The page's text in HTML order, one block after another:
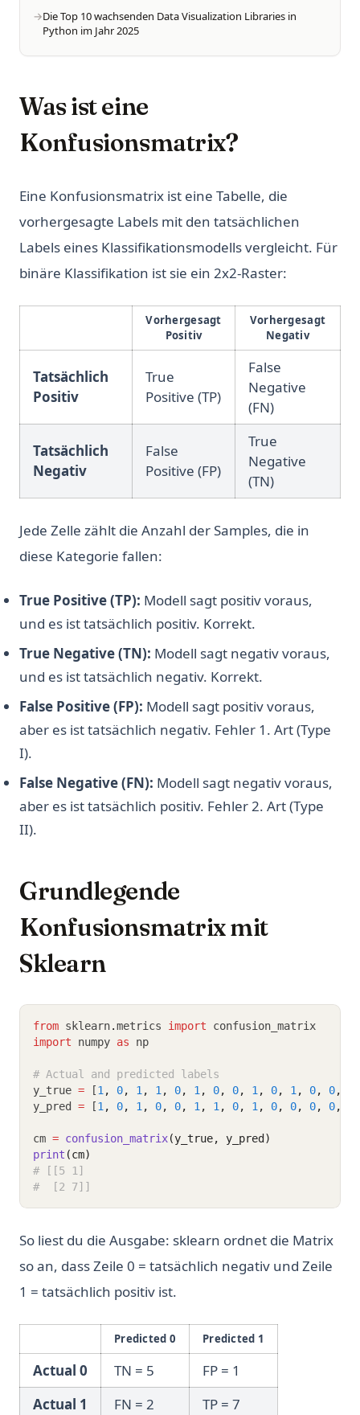
Die Top 10 wachsenden Data Visualization Libraries in
Python im Jahr 2025
Was ist eine
Konfusionsmatrix?
Eine Konfusionsmatrix ist eine Tabelle, die
vorhergesagte Labels mit den tatsächlichen
Labels eines Klassifikationsmodells vergleicht. Für
binäre Klassifikation ist sie ein 2x2-Raster:
Vorhergesagt
Positiv
Vorhergesagt
Negativ
Tatsächlich
Positiv
True
Positive (TP)
False
Negative
(FN)
Tatsächlich
Negativ
False
Positive (FP)
True
Negative
(TN)
Jede Zelle zählt die Anzahl der Samples, die in
diese Kategorie fallen:
True Positive (TP): Modell sagt positiv voraus,
und es ist tatsächlich positiv. Korrekt.
True Negative (TN): Modell sagt negativ voraus,
und es ist tatsächlich negativ. Korrekt.
False Positive (FP): Modell sagt positiv voraus,
aber es ist tatsächlich negativ. Fehler 1. Art (Type
I).
False Negative (FN): Modell sagt negativ voraus,
aber es ist tatsächlich positiv. Fehler 2. Art (Type
II).
Grundlegende
Konfusionsmatrix mit
Sklearn
from sklearn.metrics import confusion_matrix
import numpy as np
# Actual and predicted labels
y_true = [1 , 0, 1 , 1 , 0, 1 , 0, 0, 1 , 0, 1 , 0, 0,
y_pred = [1 , 0, 1 , 0, 0, 1 , 1 , 0, 1 , 0, 0, 0, 0,
cm = confusion_matrix(y_true, y_pred)
print (cm)
# [[5 1]
#  [2 7]]
So liest du die Ausgabe: sklearn ordnet die Matrix
so an, dass Zeile 0 = tatsächlich negativ und Zeile
1 = tatsächlich positiv ist.
Predicted 0 Predicted 1
Actual 0 TN = 5
FP = 1
Actual 1
FN = 2 TP = 7